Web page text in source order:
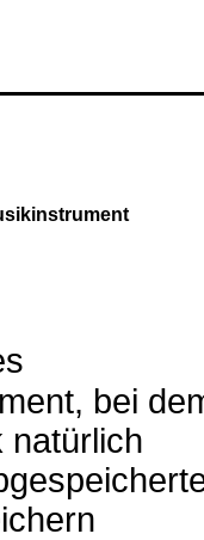
bei
natürlich